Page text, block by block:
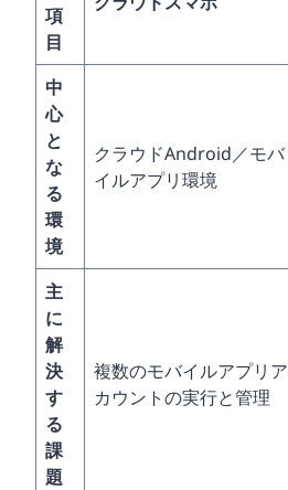
項
目
中
心
と
な
る
環
境
クラウドAndroid／モバ
イルアプリ環境
主
に
解
決
す
る
課
題
複数のモバイルアプリア
カウントの実行と管理